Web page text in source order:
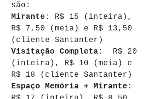
são:
Mirante : R$ 15 (inteira),
R$ 7,50 (meia) e R$ 13,50
(cliente Santanter)
Visitação Completa:
R$ 20
(inteira), R$ 10 (meia) e
R$ 18 (cliente Santanter)
Espaço Memória + Mirante :